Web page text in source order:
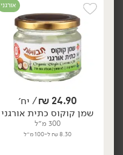
יח׳
58.90
₪/ יח׳
שמן זית ארבקינה - 'עץ
השדה'
750 מ״ל
7.85 ₪ ל-100 מ״ל
הוספה לסל
אורגני
24.90
₪/ יח׳
שמן קוקוס כתית אורגני
300 מ״ל
8.30 ₪ ל-100 מ״ל